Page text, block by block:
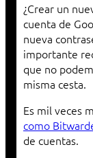
¿Crear un
cuenta de
nueva
importante
que no
misma cesta.
Es mil veces
como
de cuentas.